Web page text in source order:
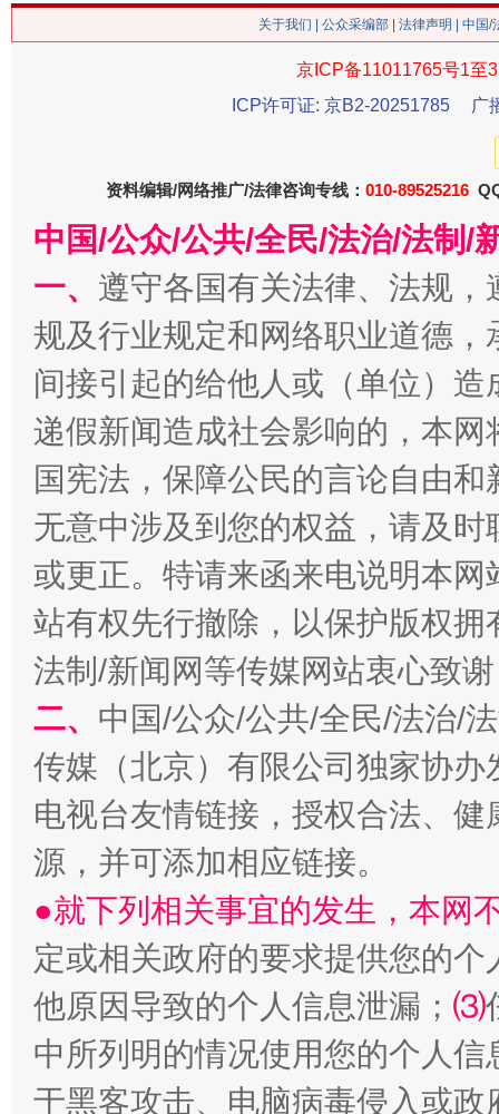
在谋一域中谋全局
今
习近平的博鳌关键词
魏明亮
“刷贴”乱象丛生
关于我们 公众采编部 法律声明 | 中国
京ICP备11011765号1至
ICP许可证: 京B2-20251785
广
资料编辑/网络推广/法律咨询专线： 010-89525216
中国/公众/公共/全民/法治/法制/
一、 遵守各国有关法律、法规
规及行业规定和网络职业道德
间接引起的给他人或（单位）
递假新闻造成社会影响的，本
国宪法，保障公民的言论自由
无意中涉及到您的权益，请及
或更正。特请来函来电说明本
站有权先行撤除，以保护版权
法制/新闻网等传媒网站衷心致
二、 中国/公众/公共/全民/法治/
传媒（北京）有限公司独家协
电视台友情链接，授权合法、
源，并可添加相应链接。
●就下列相关事宜的发生，本网
定或相关政府的要求提供您的个
他原因导致的个人信息泄漏； ⑶
中所列明的情况使用您的个人
于黑客攻击、电脑病毒侵入或